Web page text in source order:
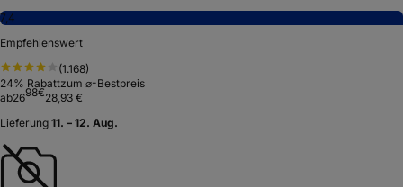
7,4
Empfehlenswert
(1.168)
24% Rabattzum ⌀-Bestpreis
ab2698€28,93 €
Lieferung 11. – 12. Aug.